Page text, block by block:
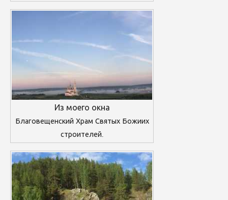
Из моего окна
Благовещенский Храм Святых Божиих
строителей.